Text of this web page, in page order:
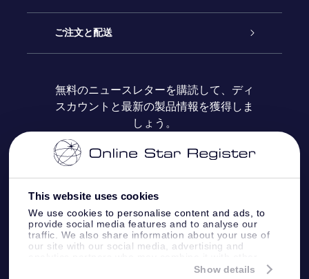
This website uses cookies
We use cookies to personalise content and ads, to
provide social media features and to analyse our
traffic. We also share information about your use of
our site with our social media, advertising and
information that you’ve provided to them or that
Show details
ブログ
レビュー
OSRギフトパック
OSR ギフトカード
法人ギフト
星の登録
カスタマイズされたStar Page
One Million Stars
OSR Starsaver
星間飛行VRアプリ
ご注文と配送
お支払いに関する情報
配送に関する情報
返品ポリシ
星座
無料のニュースレターを購読して、ディ
スカウントと最新の製品情報を獲得しま
しょう。